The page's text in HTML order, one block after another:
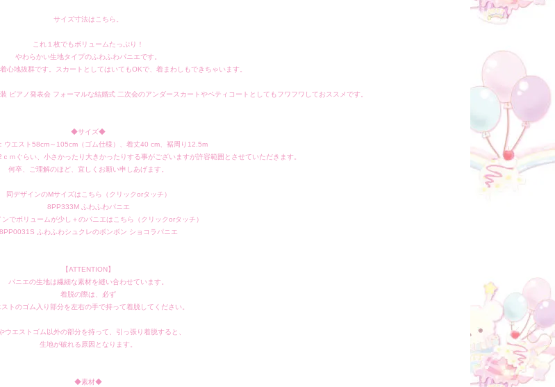
サイズ寸法はこちら。
これ１枚でもボリュームたっぷり！
やわらかい生地タイプのふわふわパニエです。
心地抜群です。スカートとしてはいてもOKで、着まわしもできちゃいます。
ピアノ発表会 フォーマルな結婚式 二次会のアンダースカートやペティコートとしてもフワフワしておススメです。
◆サイズ◆
ウエスト58cm～105cm（ゴム仕様）、着丈40 cm、裾周り12.5m
ｍぐらい、小さかったり大きかったりする事がございますが許容範囲とさせていただきます。
何卒、ご理解のほど、宜しくお願い申しあげます。
同デザインのMサイズはこちら（クリックorタッチ）
8PP333M ふわふわパニエ
ンでボリュームが少し＋のパニエはこちら（クリックorタッチ）
8PP0031S ふわふわシュクレのボンボン ショコラパニエ
【ATTENTION】
パニエの生地は繊細な素材を縫い合わせています。
着脱の際は、必ず
ストのゴム入り部分を左右の手で持って着脱してください。
ウエストゴム以外の部分を持って、引っ張り着脱すると、
生地が破れる原因となります。
◆素材◆